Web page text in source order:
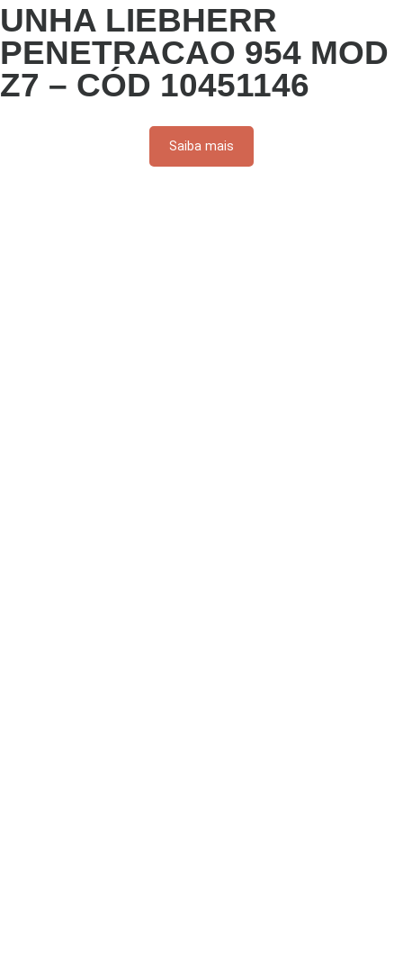
UNHA LIEBHERR
PENETRACAO 954 MOD
Z7 – CÓD 10451146
Saiba mais